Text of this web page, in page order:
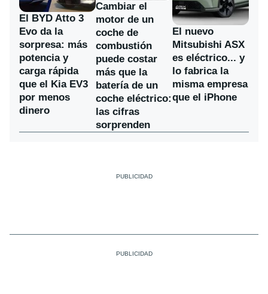
El BYD Atto 3
Evo da la
sorpresa: más
potencia y
carga rápida
que el Kia EV3
por menos
dinero
Cambiar el
motor de un
coche de
combustión
puede costar
más que la
batería de un
coche eléctrico:
las cifras
sorprenden
El nuevo
Mitsubishi ASX
es eléctrico... y
lo fabrica la
misma empresa
que el iPhone